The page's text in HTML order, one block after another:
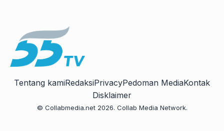
Tentang kamiRedaksiPrivacyPedoman MediaKontak
Disklaimer
© Collabmedia.net 2026. Collab Media Network.